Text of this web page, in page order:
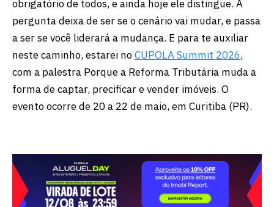
obrigatório de todos, e ainda hoje ele distingue. A
pergunta deixa de ser se o cenário vai mudar, e passa
a ser se você liderará a mudança. E para te auxiliar
neste caminho, estarei noCUPOLA Summit 2026,
com a palestra Porque a Reforma Tributária muda a
forma de captar, precificar e vender imóveis. O
evento ocorre de 20 a 22 de maio, em Curitiba (PR).